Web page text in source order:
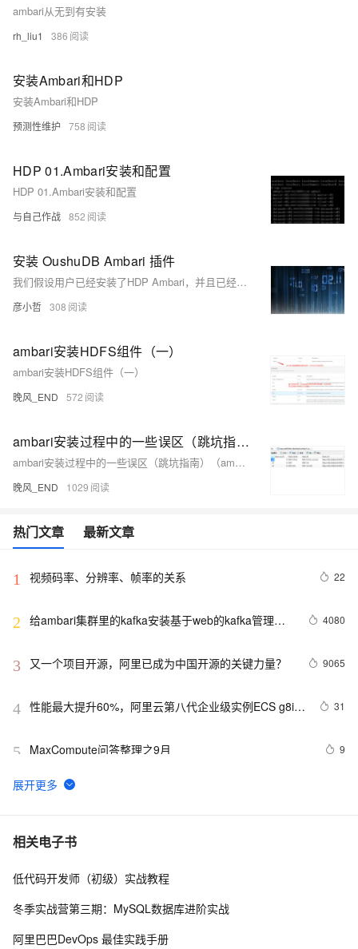
ambari从无到有安装
rh_liu1 386
安装Ambari和HDP
安装Ambari和HDP
预测性维护 758
HDP 01.Ambari安装和配置
HDP 01.Ambari安装和配置
与自己作战 852
安装 OushuDB Ambari 插件
我们假设用户已经安装了HDP Ambari，并且已经安装了HDFS和Zookeeper。安装步骤可以参考： ● https://docs.hortonworks.com/HDPDocuments/Ambari/Ambari-2.4.2.0/index.html ● https://docs.hortonworks.com/HDPDocuments/HDP2/HDP-2.5.3/index.html
彦小哲 308
ambari安装HDFS组件（一）
ambari安装HDFS组件（一）
晚风_END 572
ambari安装过程中的一些误区（跳坑指南）（ambari的两个bug修复）
ambari安装过程中的一些误区（跳坑指南）（ambari的两个bug修复）
晚风_END 1029
热门文章 最新文章
1 视频码率、分辨率、帧率的关系 22
2 给ambari集群里的kafka安装基于web的kafka管理工
4080
3 又一个项目开源，阿里已成为中国开源的关键力量？ 9065
4 性能最大提升60%，阿里云第八代企业级实例ECS g8i正
31
5 MaxCompute问答整理之9月 9
6
RTMP、RTSP、HTTP视频协议详解（附：直播流地
7 使用Ambari搭建Hadoop集群
8 Ubuntu14.04下Ambari安装搭建部署大数据集群（图文分
相关电子书
低代码开发师（初级）实战教程
冬季实战营第三期：MySQL数据库进阶实战
阿里巴巴DevOps 最佳实践手册